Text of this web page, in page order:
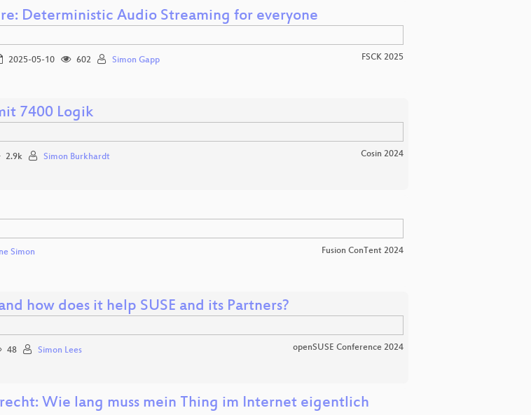
Deterministic Audio Streaming for everyone
2025-05-10 602 Simon Gapp FSCK 2025
7400 Logik
2.9k Simon Burkhardt Cosin 2024
Simon Fusion ConTent 2024
how does it help SUSE and its Partners?
48 Simon Lees openSUSE Conference 2024
Wie lang muss mein Thing im Internet eigentlich